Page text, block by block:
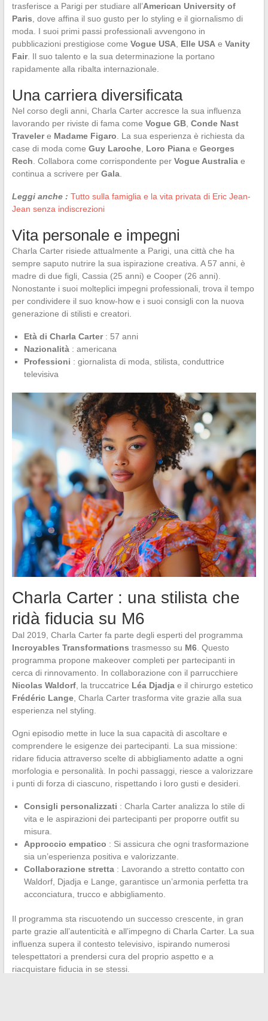
trasferisce a Parigi per studiare all’American University of
Paris , dove affina il suo gusto per lo styling e il giornalismo di
moda. I suoi primi passi professionali avvengono in
pubblicazioni prestigiose come Vogue USA, Elle USAe Vanity
Fair. Il suo talento e la sua determinazione la portano
rapidamente alla ribalta internazionale.
Una carriera diversificata
Nel corso degli anni, Charla Carter accresce la sua influenza
lavorando per riviste di fama come Vogue GB, Conde Nast
Travelere Madame Figaro . La sua esperienza è richiesta da
case di moda come Guy Laroche, Loro Pianae Georges
Rech . Collabora come corrispondente per Vogue Australiae
continua a scrivere per Gala.
Leggi anche : Tutto sulla famiglia e la vita privata di Eric Jean-
Jean senza indiscrezioni
Vita personale e impegni
Charla Carter risiede attualmente a Parigi, una città che ha
sempre saputo nutrire la sua ispirazione creativa. A 57 anni, è
madre di due figli, Cassia (25 anni) e Cooper (26 anni).
Nonostante i suoi molteplici impegni professionali, trova il tempo
per condividere il suo know-how e i suoi consigli con la nuova
generazione di stilisti e creatori.
Età di Charla Carter: 57 anni
Nazionalità: americana
Professioni : giornalista di moda, stilista, conduttrice
televisiva
Charla Carter : una stilista che
ridà fiducia su M6
Dal 2019, Charla Carter fa parte degli esperti del programma
Incroyables Transformations trasmesso su M6. Questo
programma propone makeover completi per partecipanti in
cerca di rinnovamento. In collaborazione con il parrucchiere
Nicolas Waldorf, la truccatrice Léa Djadjae il chirurgo estetico
Frédéric Lange, Charla Carter trasforma vite grazie alla sua
esperienza nel styling.
Ogni episodio mette in luce la sua capacità di ascoltare e
comprendere le esigenze dei partecipanti. La sua missione:
ridare fiducia attraverso scelte di abbigliamento adatte a ogni
morfologia e personalità. In pochi passaggi, riesce a valorizzare
i punti di forza di ciascuno, rispettando i loro gusti e desideri.
Consigli personalizzati : Charla Carter analizza lo stile di
vita e le aspirazioni dei partecipanti per proporre outfit su
misura.
Approccio empatico : Si assicura che ogni trasformazione
sia un’esperienza positiva e valorizzante.
Collaborazione stretta: Lavorando a stretto contatto con
Waldorf, Djadja e Lange, garantisce un’armonia perfetta tra
acconciatura, trucco e abbigliamento.
Il programma sta riscuotendo un successo crescente, in gran
parte grazie all’autenticità e all’impegno di Charla Carter. La sua
influenza supera il contesto televisivo, ispirando numerosi
telespettatori a prendersi cura del proprio aspetto e a
riacquistare fiducia in se stessi.